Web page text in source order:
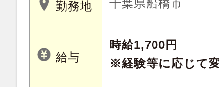
勤務地 千葉県船橋市
給与
時給1,700円
※経験等に応じて